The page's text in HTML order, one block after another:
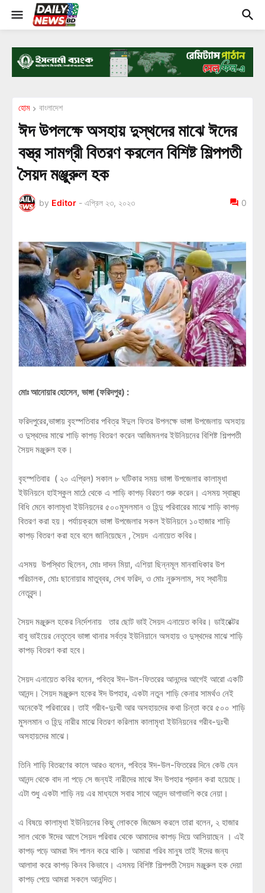
হোম বাংলাদেশ
ঈদ উপলক্ষে অসহায় দুস্থদের মাঝে ঈদের
বস্ত্র সামগ্রী বিতরণ করলেন বিশিষ্ট শিল্পপতী
সৈয়দ মঞ্জুরুল হক
by Editor - এপ্রিল ২৩, ২০২৩ 0
মোঃ আনোয়ার হোসেন, ভাঙ্গা(ফরিদপুর) :
ফরিদপুরের,ভাঙ্গায় বৃহস্পতিবার পবিত্র ঈদুল ফিতর উপলক্ষে ভাঙ্গা উপজেলায় অসহায়
ও দুস্থদের মাঝে শাড়ি কাপড় বিতরণ করেন আজিমনগর ইউনিয়নের বিশিষ্ট শিল্পপতী
সৈয়দ মঞ্জুরুল হক।
বৃহস্পতিবার ( ২০ এপ্রিল) সকাল ৮ ঘটিকার সময় ভাঙ্গা উপজেলার কালামৃধা
ইউনিয়নে হাইস্কুল মাঠে থেকে এ শাড়ি কাপড় বিরতণ শুরু করেন। এসময় স্বাস্থ্য
বিধি মেনে কালামৃধা ইউনিয়নের ৫০০মুসলমান ও হিন্দু পরিবারের মাঝে শাড়ি কাপড়
বিতরণ করা হয়। পর্যায়ক্রমে ভাঙ্গা উপজেলার সকল ইউনিয়নে ১০হাজার শাড়ি
কাপড় বিতরণ করা হবে বলে জানিয়েছেন , সৈয়দ এনায়েত কবির।
এসময় উপস্থিত ছিলেন, মোঃ দাদন মিয়া, এশিয়া ছিন্নমূল মানবাধিকার উপ
পরিচালক, মোঃ ছানোয়ার মাতুব্বর, সেখ ফরিদ, ও মোঃ নুরুসলাম, সহ স্থানীয়
নেতৃবৃন্দ।
সৈয়দ মঞ্জুরুল হকের নির্দেশনায় তার ছোট ভাই সৈয়দ এনায়েত কবির। ডাইরেক্টর
বাবু ভাইয়ের নেতৃত্বে ভাঙ্গা থানার সর্বত্র ইউনিয়ানে অসহায় ও দুস্থদের মাঝে শাড়ি
কাপড় বিতরণ করা হবে।
সৈয়দ এনায়েত কবির বলেন, পবিত্র ঈদ-উল-ফিতরের আনন্দের আগেই আরো একটি
আনন্দ। সৈয়দ মঞ্জুরুল হকের ঈদ উপহার, একটা নতুন শাড়ি কেনার সামর্থও নেই
অনেকেই পরিবারের। তাই গরীব-দুঃখী আর অসহায়দের কথা চিন্তা করে ৫০০ শাড়ি
মুসলমান ও হিন্দু নারীর মাঝে বিতরণ করিলাম কালামৃধা ইউনিয়নের গরীব-দুঃখী
অসহায়দের মাঝে।
তিনি শাড়ি বিতরণের কালে আরও বলেন, পবিত্র ঈদ-উল-ফিতরের দিনে কেউ যেন
আনন্দ থেকে বাদ না পড়ে সে জন্যই নারীদের মাঝে ঈদ উপহার প্রদান করা হয়েছে।
এটা শুধু একটা শাড়ি নয় এর মাধ্যমে সবার সাথে আনন্দ ভাগাভাগি করে নেয়া।
এ বিষয়ে কালামৃধা ইউনিয়নের কিছু লোককে জিজ্ঞেস করলে তারা বলেন, ২ হাজার
সাল থেকে ঈদের আগে সৈয়দ পরিবার থেকে আমাদের কাপড় দিয়ে আসিয়াছেন । এই
কাপড় পড়ে আমরা ঈদ পালন করে থাকি। আমারা গরিব মানুষ তাই ঈদের জন্য
আলাদা করে কাপড় কিনব কিভাবে। এসময় বিশিষ্ট শিল্পপতী সৈয়দ মঞ্জুরুল হক দেয়া
কাপড় পেয়ে আমরা সকলে আনন্দিত।